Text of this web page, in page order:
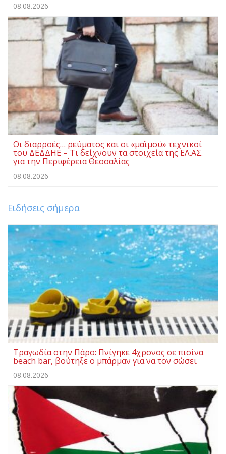
08.08.2026
Οι διαρροές… ρεύματος και οι «μαϊμού» τεχνικοί
του ΔΕΔΔΗΕ – Τι δείχνουν τα στοιχεία της ΕΛ.ΑΣ.
για την Περιφέρεια Θεσσαλίας
08.08.2026
Ειδήσεις σήμερα
Τραγωδία στην Πάρο: Πνίγηκε 4χρονος σε πισίνα
beach bar, βούτηξε ο μπάρμαν για να τον σώσει
08.08.2026